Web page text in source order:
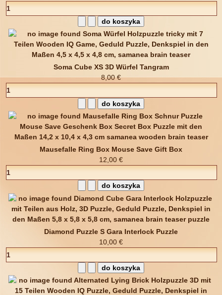
Soma Cube XS 3D Würfel Tangram
8,00 €
Mausefalle Ring Box Mouse Save Gift Box
12,00 €
Diamond Puzzle S Gara Interlock Puzzle
10,00 €